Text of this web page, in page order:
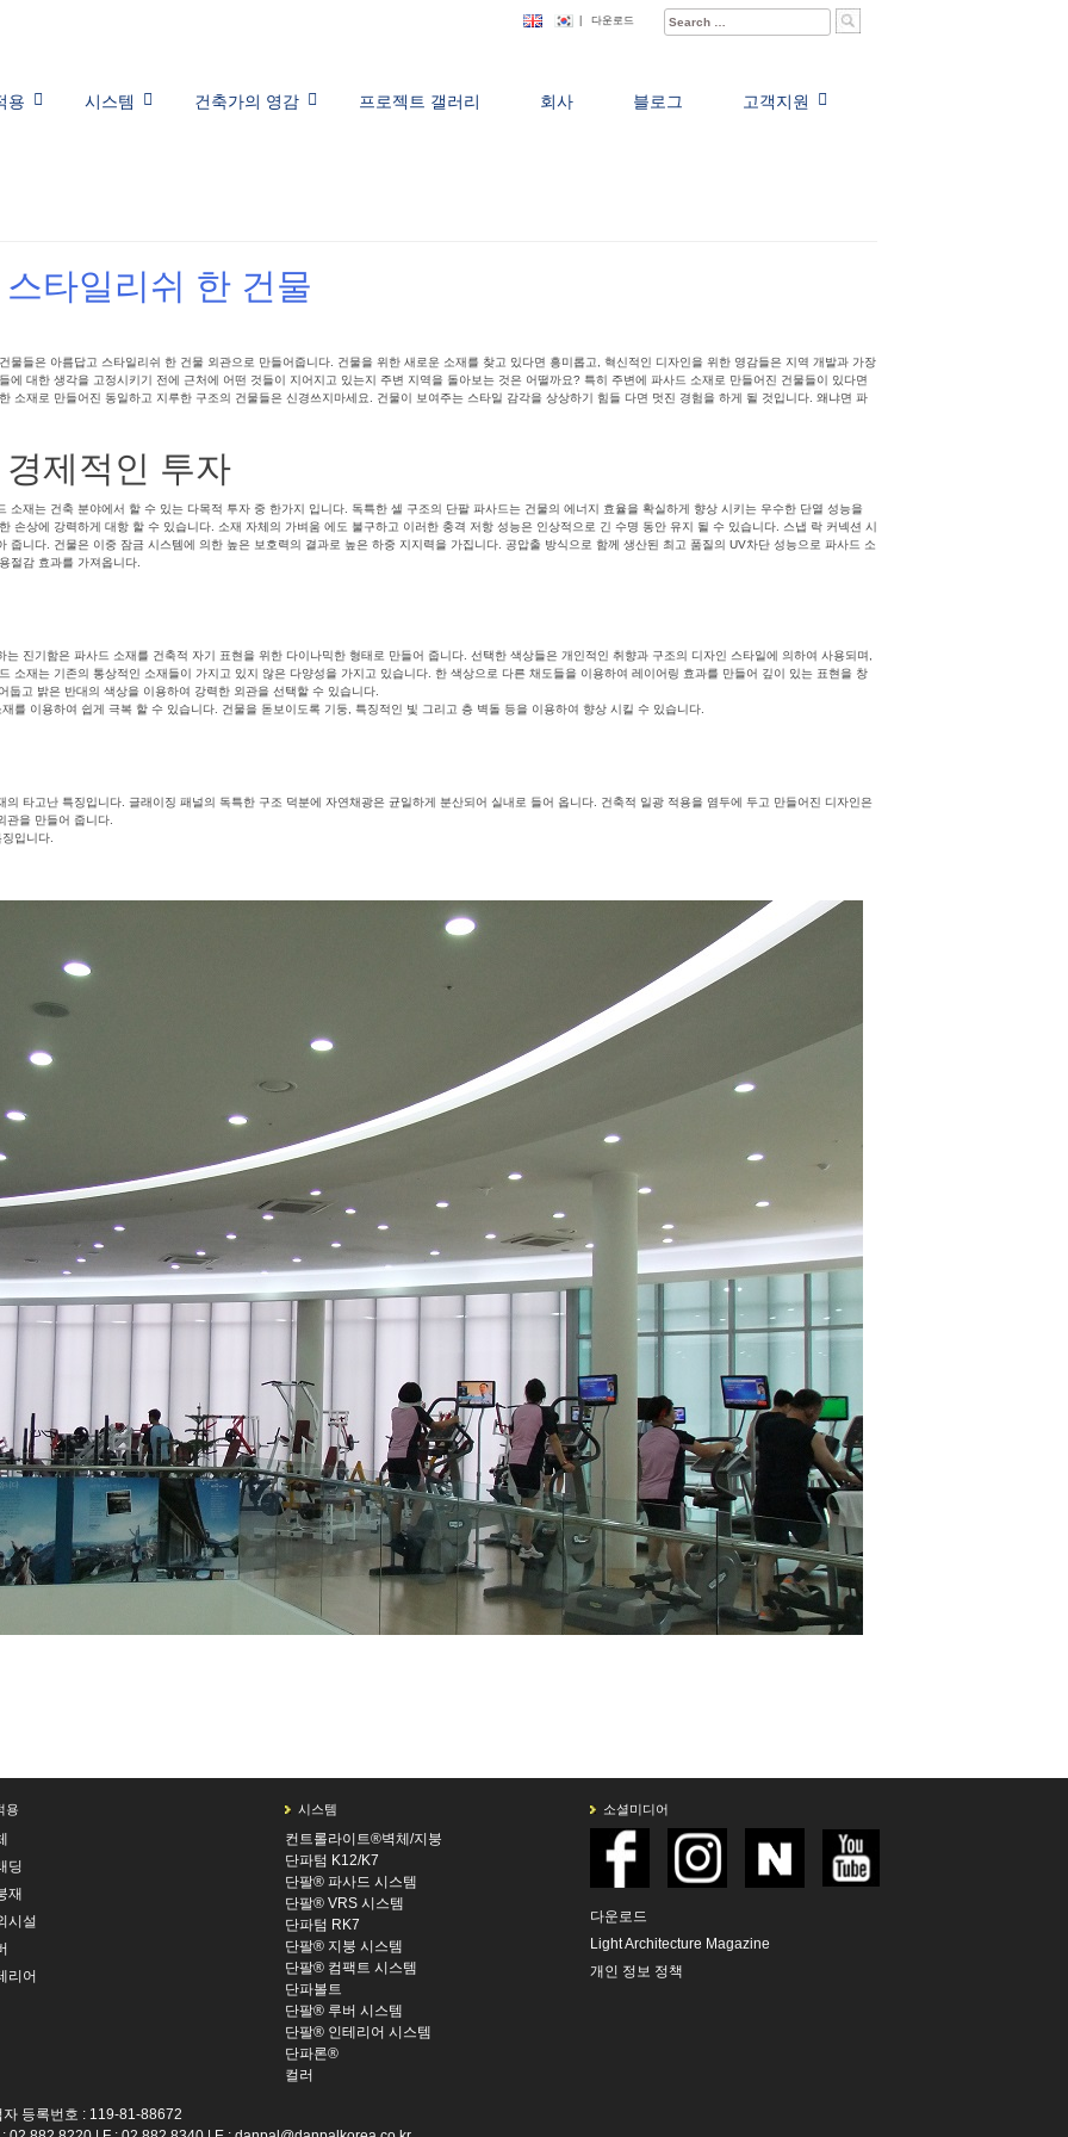
Search
for:
다운로드
용 시스템 건축가의 영감 프로젝트 갤러리 회사 블로그 고객지원
타일리쉬 한 건물
물들은 아름답고 스타일리쉬 한 건물 외관으로 만들어줍니다. 건물을 위한 새로운 소재를 찾고 있다면 흥미롭고, 혁신적인 디자인을 위한 영감들은 지역 개발과 가장
에 대한 생각을 고정시키기 전에 근처에 어떤 것들이 지어지고 있는지 주변 지역을 돌아보는 것은 어떨까요? 특히 주변에 파사드 소재로 만들어진 건물들이 있다면
소재로 만들어진 동일하고 지루한 구조의 건물들은 신경쓰지마세요. 건물이 보여주는 스타일 감각을 상상하기 힘들 다면 멋진 경험을 하게 될 것입니다. 왜냐면 파
제적인 투자
소재는 건축 분야에서 할 수 있는 다목적 투자 중 한가지 입니다. 독특한 셀 구조의 단팔 파사드는 건물의 에너지 효율을 확실하게 향상 시키는 우수한 단열 성능을
손상에 강력하게 대항 할 수 있습니다. 소재 자체의 가벼움 에도 불구하고 이러한 충격 저항 성능은 인상적으로 긴 수명 동안 유지 될 수 있습니다. 스냅 락 커넥션 시
줍니다. 건물은 이중 잠금 시스템에 의한 높은 보호력의 결과로 높은 하중 지지력을 가집니다. 공압출 방식으로 함께 생산된 최고 품질의 UV차단 성능으로 파사드 소
절감 효과를 가져옵니다.
진기함은 파사드 소재를 건축적 자기 표현을 위한 다이나믹한 형태로 만들어 줍니다. 선택한 색상들은 개인적인 취향과 구조의 디자인 스타일에 의하여 사용되며,
소재는 기존의 통상적인 소재들이 가지고 있지 않은 다양성을 가지고 있습니다. 한 색상으로 다른 채도들을 이용하여 레이어링 효과를 만들어 깊이 있는 표현을 창
고 밝은 반대의 색상을 이용하여 강력한 외관을 선택할 수 있습니다.
를 이용하여 쉽게 극복 할 수 있습니다. 건물을 돋보이도록 기둥, 특징적인 빛 그리고 층 벽돌 등을 이용하여 향상 시킬 수 있습니다.
타고난 특징입니다. 글래이징 패널의 독특한 구조 덕분에 자연채광은 균일하게 분산되어 실내로 들어 옵니다. 건축적 일광 적용을 염두에 두고 만들어진 디자인은
관을 만들어 줍니다.
입니다.
용
딩
재
시설
리어
시스템
컨트롤라이트®벽체/지붕
단파텀 K12/K7
단팔® 파사드 시스템
단팔® VRS 시스템
단파텀 RK7
단팔® 지붕 시스템
단팔® 컴팩트 시스템
단파볼트
단팔® 루버 시스템
단팔® 인테리어 시스템
단파론®
컬러
소셜미디어
다운로드
Light Architecture Magazine
개인 정보 정책
등록번호 : 119-81-88672